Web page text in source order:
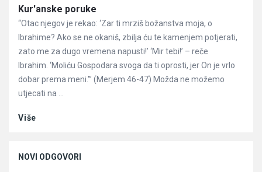
Članci
Kur'anske poruke
“Otac njegov je rekao: ‘Zar ti mrziš božanstva moja, o
Ibrahime? Ako se ne okaniš, zbilja ću te kamenjem potjerati,
zato me za dugo vremena napusti!’ ‘Mir tebi!’ – reče
Ibrahim. ‘Moliću Gospodara svoga da ti oprosti, jer On je vrlo
dobar prema meni.'” (Merjem 46-47) Možda ne možemo
utjecati na ...
Više
NOVI ODGOVORI